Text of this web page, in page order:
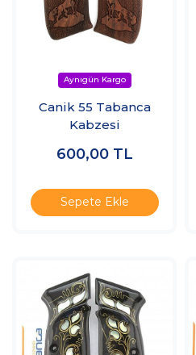
Canik 55 Tabanca
Kabzesi
600,00 TL
Sepete Ekle